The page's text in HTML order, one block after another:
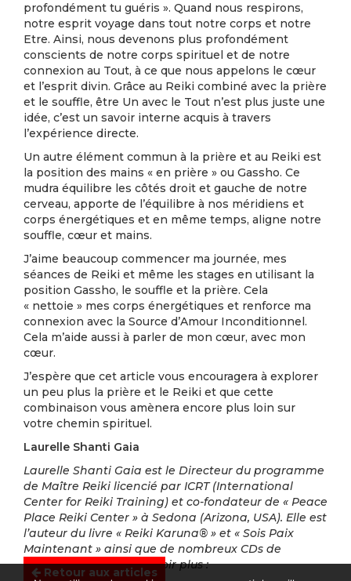
Retour aux articles
profondément tu guéris ». Quand nous respirons,
notre esprit voyage dans tout notre corps et notre
Etre. Ainsi, nous devenons plus profondément
conscients de notre corps spirituel et de notre
connexion au Tout, à ce que nous appelons le cœur
et l’esprit divin. Grâce au Reiki combiné avec la prière
et le souffle, être Un avec le Tout n’est plus juste une
idée, c’est un savoir interne acquis à travers
l’expérience directe.
Un autre élément commun à la prière et au Reiki est
la position des mains « en prière » ou Gassho. Ce
mudra équilibre les côtés droit et gauche de notre
cerveau, apporte de l’équilibre à nos méridiens et
corps énergétiques et en même temps, aligne notre
souffle, cœur et mains.
J’aime beaucoup commencer ma journée, mes
séances de Reiki et même les stages en utilisant la
position Gassho, le souffle et la prière. Cela
« nettoie » mes corps énergétiques et renforce ma
connexion avec la Source d’Amour Inconditionnel.
Cela m’aide aussi à parler de mon cœur, avec mon
cœur.
J’espère que cet article vous encouragera à explorer
un peu plus la prière et le Reiki et que cette
combinaison vous amènera encore plus loin sur
votre chemin spirituel.
Laurelle Shanti Gaia
Laurelle Shanti Gaia est le Directeur du programme
de Maître Reiki licencié par ICRT (International
Center for Reiki Training) et co-fondateur de « Peace
Place Reiki Center » à Sedona (Arizona, USA). Elle est
l’auteur du livre « Reiki Karuna® » et « Sois Paix
Maintenant » ainsi que de nombreux CDs de
méditation.Pour en savoir plus :